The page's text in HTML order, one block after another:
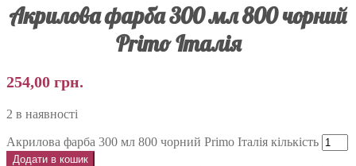
Акрилова фарба 300 мл 800 чорний
Primo Італія
254,00 грн.
2 в наявності
Акрилова фарба 300 мл 800 чорний Primo Італія кількість
Додати в кошик